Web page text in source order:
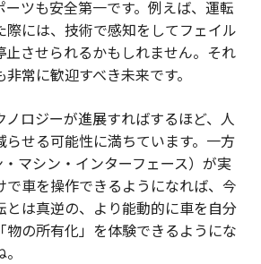
ツも安全第一です。例えば、運転
際には、技術で感知をしてフェイル
止させられるかもしれません。それ
常に歓迎すべき未来です。
ロジーが進展すればするほど、人
らせる可能性に満ちています。一方
マシン・インターフェース）が実
で車を操作できるようになれば、今
とは真逆の、より能動的に車を自分
物の所有化」を体験できるようにな